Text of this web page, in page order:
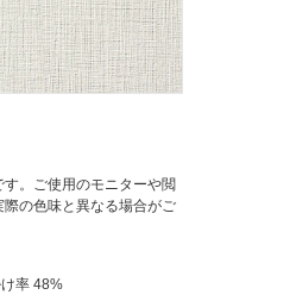
。ご使用のモニターや閲
の色味と異なる場合がご
率 48%